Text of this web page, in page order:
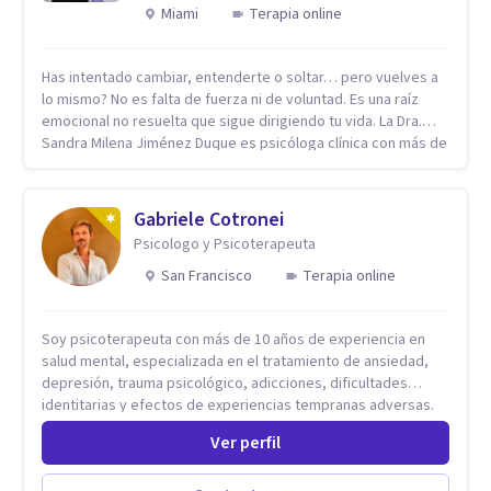
Miami Terapia online
Has intentado cambiar, entenderte o soltar… pero vuelves a
lo mismo? No es falta de fuerza ni de voluntad. Es una raíz
emocional no resuelta que sigue dirigiendo tu vida. La Dra.
Sandra Milena Jiménez Duque es psicóloga clínica con más de
ansiedad, la baja autoestima, la dependencia emocional y los
conflictos de pareja. Ha trabajado con pacientes en
diferentes países, acompañando procesos complejos. Su
enfoque terapéutico se diferencia por una premisa clara: no
sistema emocional, reprocesamiento de heridas de la
infancia y reestructuración cognitiva profunda, permitiendo
transformar patrones, emociones y decisiones desde su
origen. Si buscas un proceso superficial, este no es el lugar.
Pero si estás listo(a) para comprender, sanar y transformar la
raíz de lo que te ocurre, la Dra. Sandra Milena Jiménez Duque
es una de las mejores opciones para acompañarte. Porque
Gabriele Cotronei
Psicologo y Psicoterapeuta
San Francisco
Terapia online
Soy psicoterapeuta con más de 10 años de experiencia en
salud mental, especializada en el tratamiento de ansiedad,
depresión, trauma psicológico, adicciones, dificultades
identitarias y efectos de experiencias tempranas adversas.
Ofrezco un espacio terapéutico seguro, confidencial y
profundamente humano, donde el dolor emocional puede
transformarse en autoconocimiento, regulación emocional y
Ver perfil